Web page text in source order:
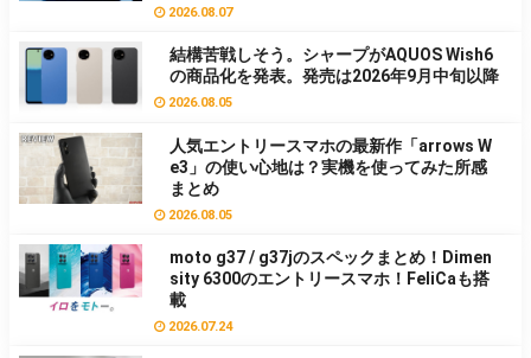
2026.08.07
結構苦戦しそう。シャープがAQUOS Wish6
の商品化を発表。発売は2026年9月中旬以降
2026.08.05
人気エントリースマホの最新作「arrows W
e3」の使い心地は？実機を使ってみた所感
まとめ
2026.08.05
moto g37 / g37jのスペックまとめ！Dimen
sity 6300のエントリースマホ！FeliCaも搭
載
2026.07.24